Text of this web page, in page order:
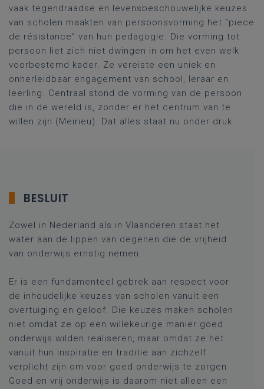
vaak tegendraadse en levensbeschouwelijke keuzes
van scholen maakten van persoonsvorming het “piece
de résistance” van hun pedagogie. Die vorming tot
persoon liet zich niet dwingen in om het even welk
voorbestemd kader. Ze vereiste een uniek en
onherleidbaar engagement van school, leraar en
leerling. Centraal stond de vorming van de persoon
die in de wereld is, zonder er het centrum van te
willen zijn (Meirieu). Dat alles staat nu onder druk.
BESLUIT
Zowel in Nederland als in Vlaanderen staat het
water aan de lippen van degenen die de vrijheid
van onderwijs ernstig nemen.
Er is een fundamenteel gebrek aan respect voor
de inhoudelijke keuzes van scholen vanuit een
overtuiging en geloof. Die keuzes maken scholen
niet omdat ze op een willekeurige manier goed
onderwijs wilden realiseren, maar omdat ze het
vanuit hun inspiratie en traditie aan zichzelf
verplicht zijn om voor goed onderwijs te zorgen.
Goed en vrij onderwijs is daarom niet alleen een